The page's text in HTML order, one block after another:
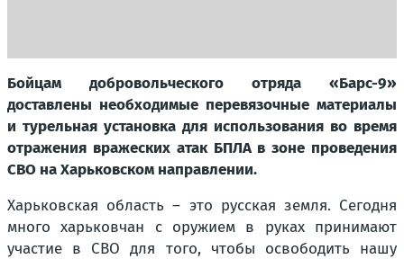
Бойцам добровольческого отряда «Барс-9»
доставлены необходимые перевязочные материалы
и турельная установка для использования во время
отражения вражеских атак БПЛА в зоне проведения
СВО на Харьковском направлении.
Харьковская область – это русская земля. Сегодня
много харьковчан с оружием в руках принимают
участие в СВО для того, чтобы освободить нашу